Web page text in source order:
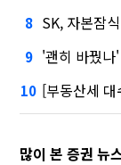
8 SK, 자본잠
9 '괜히 바꿨나'
10 [부동산세
많이 본 증권 뉴